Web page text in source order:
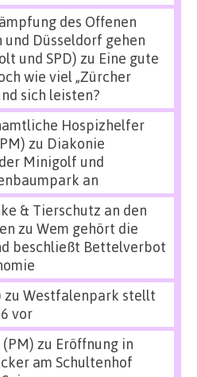
des Offenen
und Düsseldorf gehen
und SPD) zu Eine gute
wie viel „Zürcher
sich leisten?
Hospizhelfer
zu Diakonie
Minigolf und
an
& Tierschutz an den
zu Wem gehört die
beschließt Bettelverbot
zu Westfalenpark stellt
vor
zu Eröffnung in
am Schultenhof